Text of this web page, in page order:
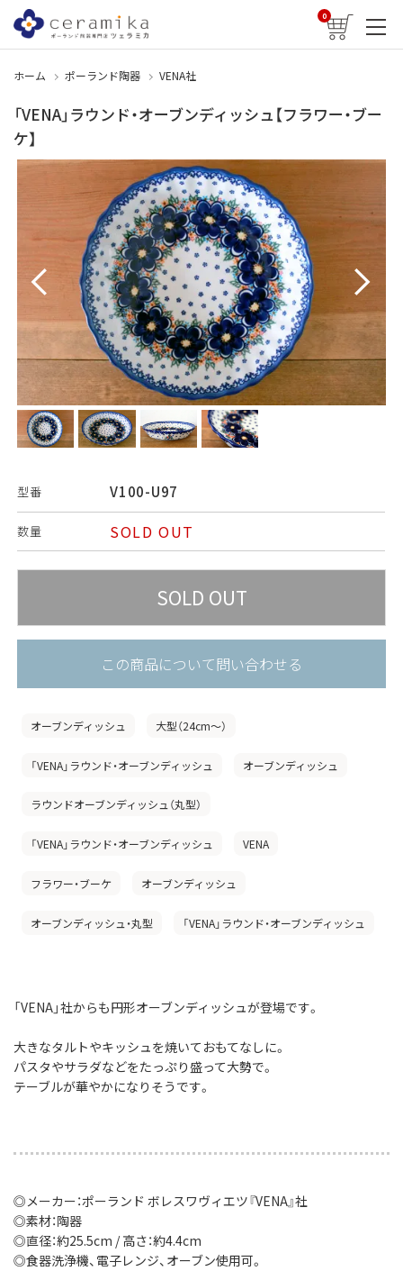
0
ホーム ポーランド陶器 VENA社
「VENA」ラウンド・オーブンディッシュ【フラワー・ブー
ケ】
型番 V100-U97
数量 SOLD OUT
この商品について問い合わせる
オーブンディッシュ 大型（24cm〜）
「VENA」ラウンド・オーブンディッシュ オーブンディッシュ
ラウンドオーブンディッシュ（丸型）
「VENA」ラウンド・オーブンディッシュ VENA
フラワー・ブーケ オーブンディッシュ
オーブンディッシュ・丸型 「VENA」ラウンド・オーブンディッシュ
「VENA」社からも円形オーブンディッシュが登場です。
大きなタルトやキッシュを焼いておもてなしに。
パスタやサラダなどをたっぷり盛って大勢で。
テーブルが華やかになりそうです。
◎メーカー：ポーランド ボレスワヴィエツ『VENA』社
◎素材：陶器
◎直径：約25.5cm / 高さ：約4.4cm
◎食器洗浄機、電子レンジ、オーブン使用可。